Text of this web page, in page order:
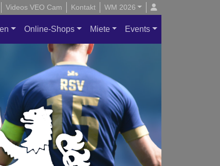
Videos VEO Cam Kontakt WM 2026
Online-Shops Miete Events